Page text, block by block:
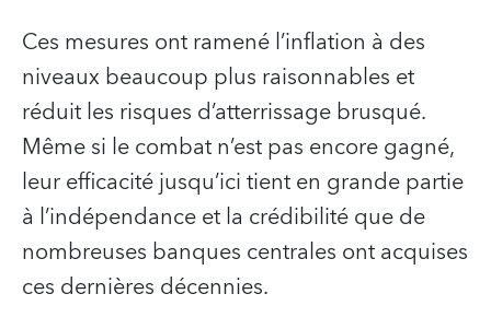
Ces mesures ont ramené l’inflation à des
niveaux beaucoup plus raisonnables et
réduit les risques d’atterrissage brusqué.
Même si le combat n’est pas encore gagné,
leur efficacité jusqu’ici tient en grande partie
à l’indépendance et la crédibilité que de
nombreuses banques centrales ont acquises
ces dernières décennies.